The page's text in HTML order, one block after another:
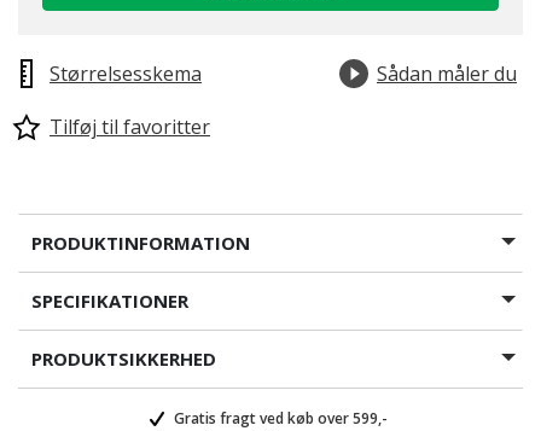
Størrelsesskema
Sådan måler du
Tilføj til favoritter
PRODUKTINFORMATION
SPECIFIKATIONER
PRODUKTSIKKERHED
Gratis fragt ved køb over 599,-